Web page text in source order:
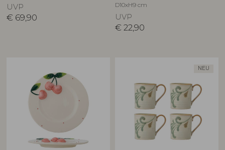
UVP
€ 69,90
D10xH9 cm
UVP
€ 22,90
NEU